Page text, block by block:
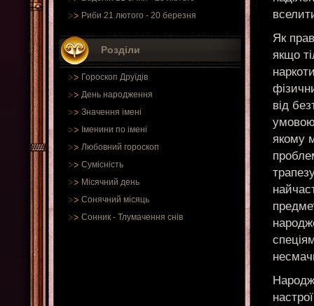
Риби 21 лютого - 20 березня
Розділи
Гороскоп Друїдів
День народження
Значення імені
Іменини по імені
Любовний гороскоп
Сумісність
Місячний день
Сонячний місяць
Сонник - Тлумачення снів
Як
якщо
від
якому